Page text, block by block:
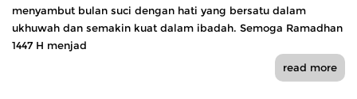
menyambut bulan suci dengan hati yang bersatu dalam
ukhuwah dan semakin kuat dalam ibadah. Semoga Ramadhan
1447 H menjad
read more